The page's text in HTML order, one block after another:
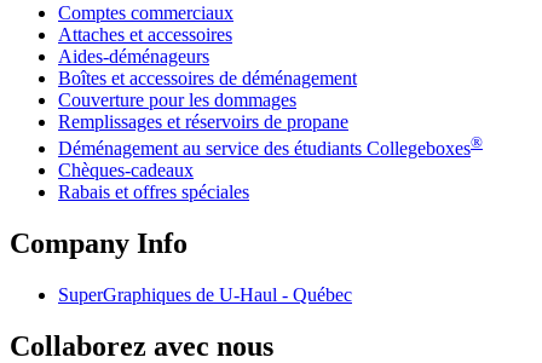
Comptes commerciaux
Attaches et accessoires
Aides-déménageurs
Boîtes et accessoires de déménagement
Couverture pour les dommages
Remplissages et réservoirs de propane
Déménagement au service des étudiants Collegeboxes®
Chèques-cadeaux
Rabais et offres spéciales
Company Info
SuperGraphiques de U-Haul - Québec
Collaborez avec nous